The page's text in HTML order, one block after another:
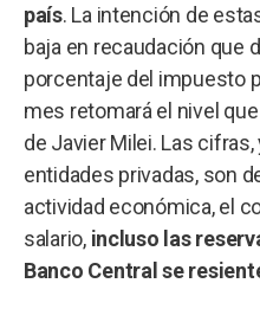
país. La intención de
baja en recaudación que
porcentaje del impuesto
mes retomará el nivel
de Javier Milei. Las
entidades privadas, son
actividad económica, el
salario, incluso las
Banco Central se